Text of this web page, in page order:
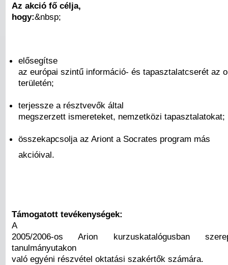
Az akció fő célja,
hogy:&nbsp;
elősegítse
az európai szintű információ- és tapasztalatcserét az
területén;
terjessze a résztvevők által
megszerzett ismereteket, nemzetközi tapasztalatokat;
összekapcsolja az Ariont a Socrates program más
akcióival.
Támogatott tevékenységek:
A
2005/2006-os Arion kurzuskatalógusban
tanulmányutakon
való egyéni részvétel oktatási szakértők számára.